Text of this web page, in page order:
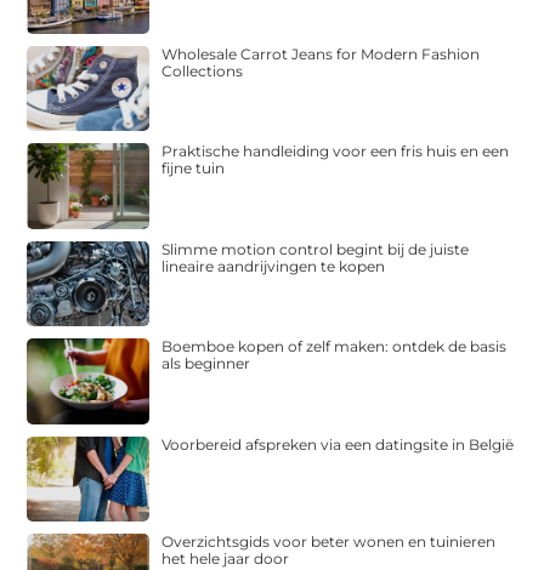
Wholesale Carrot Jeans for Modern Fashion
Collections
Praktische handleiding voor een fris huis en een
fijne tuin
Slimme motion control begint bij de juiste
lineaire aandrijvingen te kopen
Boemboe kopen of zelf maken: ontdek de basis
als beginner
Voorbereid afspreken via een datingsite in België
Overzichtsgids voor beter wonen en tuinieren
het hele jaar door